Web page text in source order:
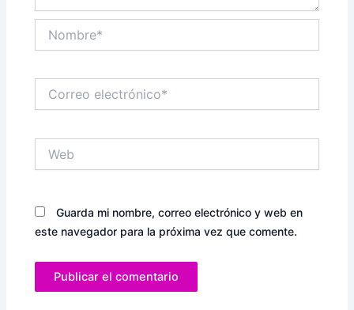
electrónico*
Guarda mi nombre, correo electrónico y web en
este navegador para la próxima vez que comente.